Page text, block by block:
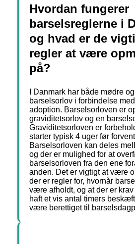
Hvordan fungerer
barselsreglerne i
og hvad er de
regler at være
på?
I Danmark har både mødre
barselsorlov i forbindelse
adoption. Barselsorloven er
graviditetsorlov og en
Graviditetsorloven er
starter typisk 4 uger før
Barselsorloven kan deles
og der er mulighed for at
barselsorloven fra den ene
anden. Det er vigtigt at være
der er regler for, hvornår
være afholdt, og at der er krav
haft et vis antal timers
være berettiget til